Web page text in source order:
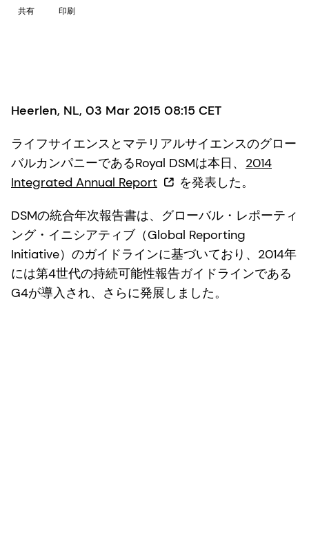
共有 印刷
Heerlen, NL, 03 Mar 2015 08:15 CET
ライフサイエンスとマテリアルサイエンスのグロー
バルカンパニーであるRoyal DSMは本日、 2014
Integrated Annual Report
を発表した。
DSMの統合年次報告書は、グローバル・レポーティ
ング・イニシアティブ（Global Reporting
Initiative）のガイドラインに基づいており、2014年
には第4世代の持続可能性報告ガイドラインである
G4が導入され、さらに発展しました。